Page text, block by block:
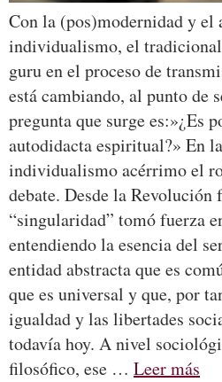
Con la (pos)modernidad y el
individualismo, el
guru en el proceso de
está cambiando, al punto de
pregunta que surge es:»¿Es
autodidacta espiritual?» En
individualismo acérrimo el
debate. Desde la
“singularidad” tomó fuerza
entendiendo la esencia del
entidad abstracta que es
que es universal y que, por
igualdad y las libertades
todavía hoy. A nivel
filosófico, ese … Leer más